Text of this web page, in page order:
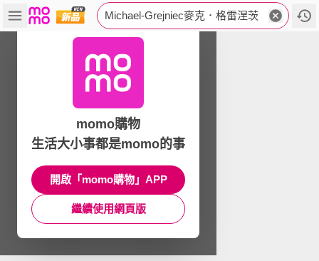
Michael-Grejniec麥克．格雷涅茨
momo購物
生活大小事都是momo的事
開啟「momo購物」APP
繼續使用網頁版